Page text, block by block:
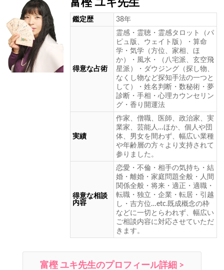
富樫 ユキ先生
鑑定歴 38年
得意な占術
霊感・霊聴・霊感タロット（パ
ピュ版、ウェイト版）・算命
学・気学（方位、家相、ほ
か）・風水・（八宅派、玄空飛
星派）・ダウジング（探し物、
なくし物など探知手法の一つと
して）・姓名判断・数秘術・夢
診断・手相・心理カウンセリン
グ・香り開運法
実績
作家、僧職、医師、政治家、実
業家、芸能人…ほか、個人や団
体、男女を間わず、幅広い業種
や年齢層の方々より支持されて
参りました。
得意な相談
内容
恋愛・不倫・相手の気持ち・結
婚・離婚・家庭問題全般・人間
関係全般・将来・適正・適職・
転職・独立・企業・転居・引越
し・吉方位…etc.既成概念の枠
などに一切とらわれず、幅広い
ご相談内容に対応させていただ
きます。
富樫 ユキ先生のプロフィール詳細 >